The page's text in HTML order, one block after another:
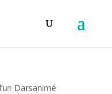
Darsanimé